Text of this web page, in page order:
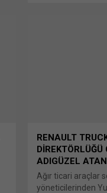
paylaş: X'te
RENAULT
DİREKTÖRLÜĞÜ
ADIGÜZEL
Ağır ticari araçlar
yöneticilerinden